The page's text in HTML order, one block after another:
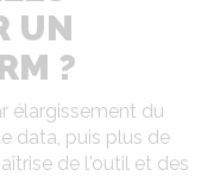
UN
?
élargissement du
data, puis plus de
de l'outil et des